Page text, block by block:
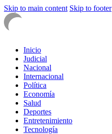
Skip to main content Skip to footer
Inicio
Judicial
Nacional
Internacional
Política
Economía
Salud
Deportes
Entretenimiento
Tecnología